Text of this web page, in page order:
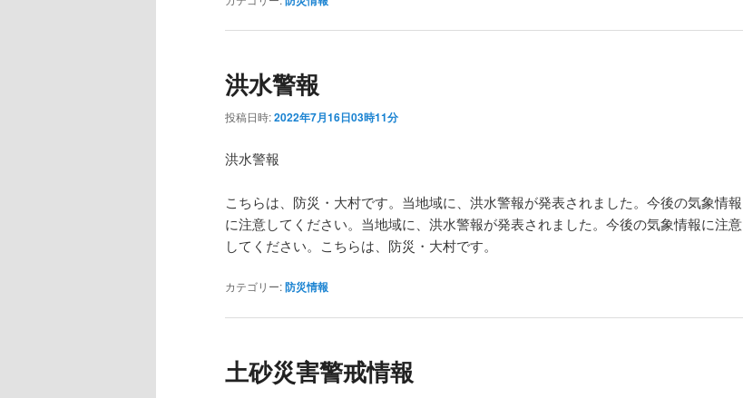
洪水警報
投稿日時:2022年7月16日03時11分
洪水警報
こちらは、防災・大村です。当地域に、洪水警報が発表されました。今後の気象情報
に注意してください。当地域に、洪水警報が発表されました。今後の気象情報に注意
してください。こちらは、防災・大村です。
カテゴリー:防災情報
土砂災害警戒情報